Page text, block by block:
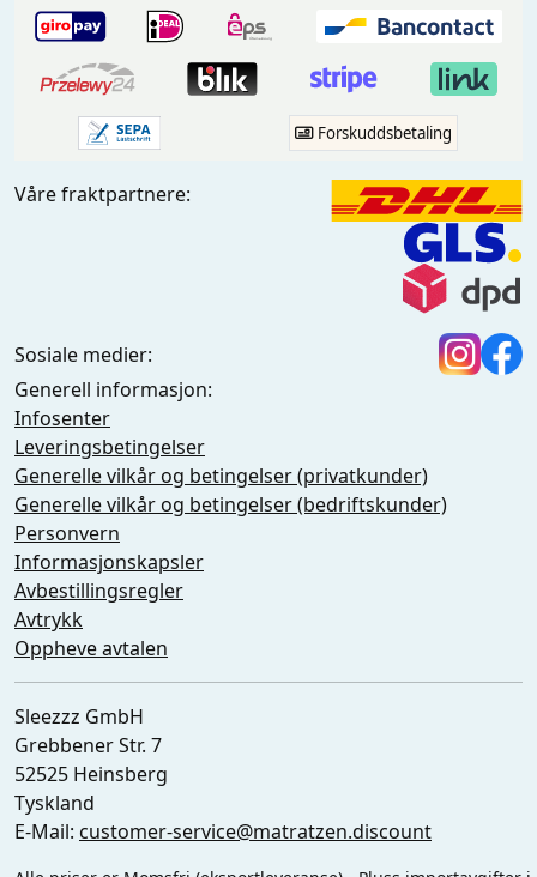
Forskuddsbetaling
Våre fraktpartnere:
Sosiale medier:
Generell informasjon:
Infosenter
Leveringsbetingelser
Generelle vilkår og betingelser (privatkunder)
Generelle vilkår og betingelser (bedriftskunder)
Personvern
Informasjonskapsler
Avbestillingsregler
Avtrykk
Oppheve avtalen
Sleezzz GmbH
Grebbener Str. 7
52525 Heinsberg
Tyskland
E-Mail: customer-service@matratzen.discount